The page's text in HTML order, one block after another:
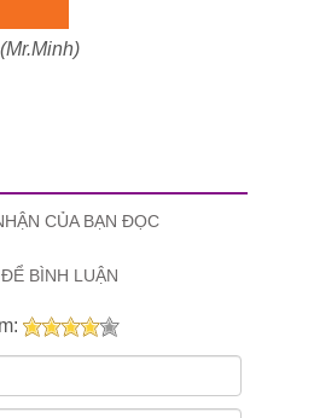
(Mr.Minh)
CỦA BẠN ĐỌC
BÌNH LUẬN